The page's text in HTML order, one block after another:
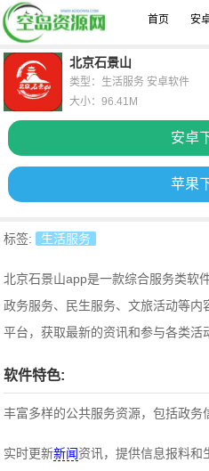
首页 安
北京石景山
安卓
苹果
类型：生活服务 安卓软件
大小：96.41M
标签: 生活服务
北京石景山app是一款综合服务类软
政务服务、民生服务、文旅活动等
平台，获取最新的资讯和参与各类活
软件特色:
丰富多样的公共服务资源，包括政务
实时更新新闻资讯，提供信息报料和